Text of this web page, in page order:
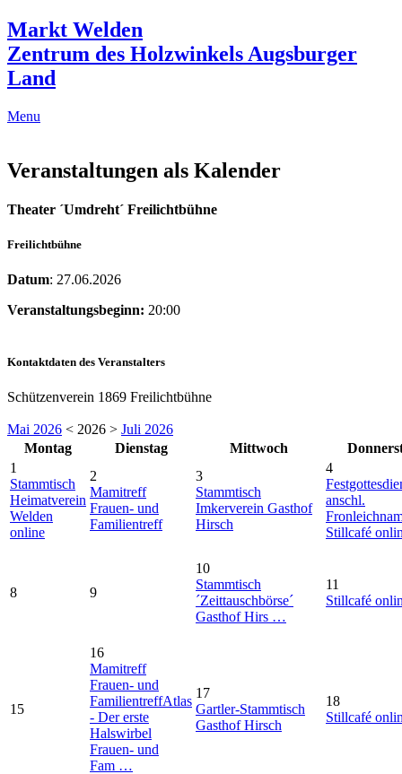
Markt Welden
Zentrum des Holzwinkels Augsburger
Land
Menu
Veranstaltungen als Kalender
Theater ´Umdreht´ Freilichtbühne
Freilichtbühne
Datum: 27.06.2026
Veranstaltungsbeginn: 20:00
Kontaktdaten des Veranstalters
Schützenverein 1869 Freilichtbühne
Mai 2026 < 2026 > Juli 2026
Montag
Dienstag Mittwoch
1
Stammtisch
Heimatverein
Welden
online
2
Mamitreff
Frauen- und
Familientreff
3
Stammtisch
Imkerverein Gasthof
Hirsch
4
anschl.
Stillcafé
8 9
10
Stammtisch
´Zeittauschbörse´
Gasthof Hirs …
11
Stillcafé
15
16
Mamitreff
Frauen- und
FamilientreffAtlas
- Der erste
Halswirbel
Frauen- und
Fam …
17
Gartler-Stammtisch
Gasthof Hirsch
18
Stillcafé